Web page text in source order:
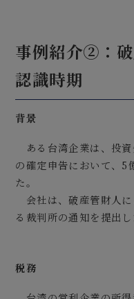
事例紹介②：
認識時期
背景
ある台湾企業は、投
の確定申告において、5
た。
会社は、破産管財人
る裁判所の通知を提出し
税務